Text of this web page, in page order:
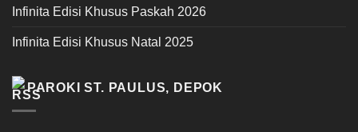
Infinita Edisi Khusus Paskah 2026
Infinita Edisi Khusus Natal 2025
PAROKI ST. PAULUS, DEPOK